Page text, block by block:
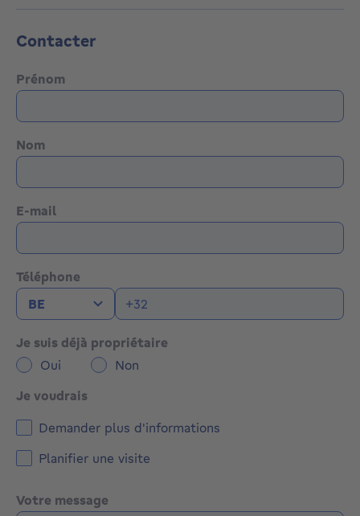
Contacter
Prénom
Nom
E-mail
Téléphone
Je suis déjà propriétaire
Oui
Non
Je voudrais
Demander plus d'informations
Planifier une visite
Votre message